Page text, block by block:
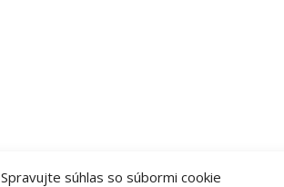
Spravujte súhlas so súbormi cookie